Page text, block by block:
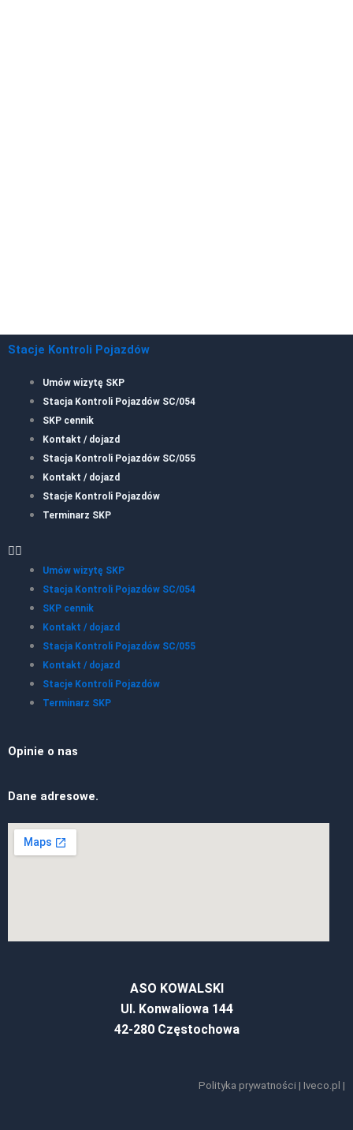
Stacje Kontroli Pojazdów
Umów wizytę SKP
Stacja Kontroli Pojazdów SC/054
SKP cennik
Kontakt / dojazd
Stacja Kontroli Pojazdów SC/055
Kontakt / dojazd
Stacje Kontroli Pojazdów
Terminarz SKP
Umów wizytę SKP
Stacja Kontroli Pojazdów SC/054
SKP cennik
Kontakt / dojazd
Stacja Kontroli Pojazdów SC/055
Kontakt / dojazd
Stacje Kontroli Pojazdów
Terminarz SKP
Opinie o nas
Dane adresowe.
ASO KOWALSKI
Ul. Konwaliowa 144
42-280 Częstochowa
Polityka prywatności | Iveco.pl |